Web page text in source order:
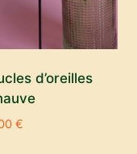
d’oreilles
€